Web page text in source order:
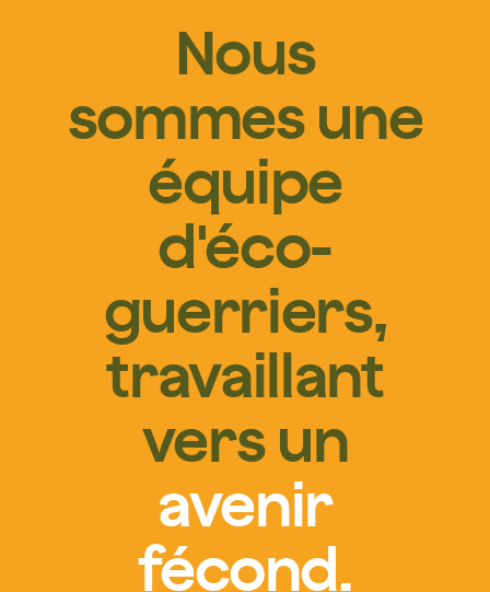
Nous
sommes une
équipe
d'éco-
guerriers,
travaillant
vers un
avenir
fécond.